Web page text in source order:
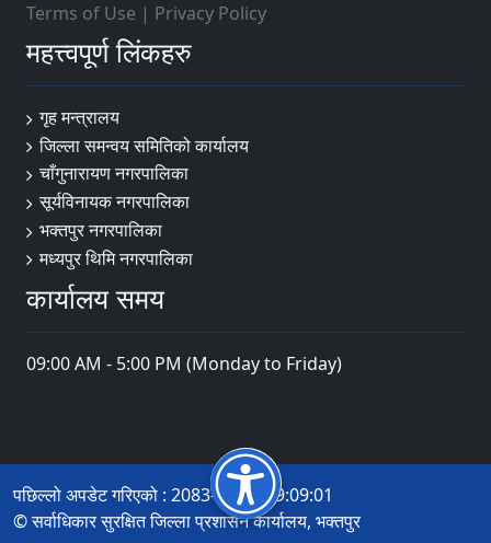
Terms of Use | Privacy Policy
महत्त्वपूर्ण लिंकहरु
गृह मन्त्रालय
जिल्ला समन्वय समितिको कार्यालय
चाँगुनारायण नगरपालिका
सूर्यविनायक नगरपालिका
भक्तपुर नगरपालिका
मध्यपुर थिमि नगरपालिका
कार्यालय समय
09:00 AM - 5:00 PM (Monday to Friday)
पछिल्लो अपडेट गरिएको : 2083-04-20 09:09:01
© सर्वाधिकार सुरक्षित जिल्ला प्रशासन कार्यालय, भक्तपुर